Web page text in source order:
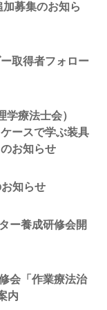
募集のお知ら
取得者フォロー
療法士会）
ースで学ぶ装具
お知らせ
知らせ
ー養成研修会開
会「作業療法治
内